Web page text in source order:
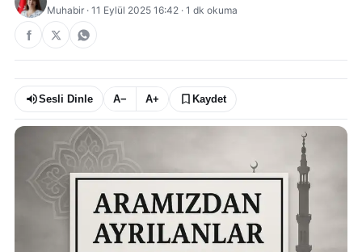
Muhabir · 11 Eylül 2025 16:42 · 1 dk okuma
Sesli Dinle A− A+ Kaydet